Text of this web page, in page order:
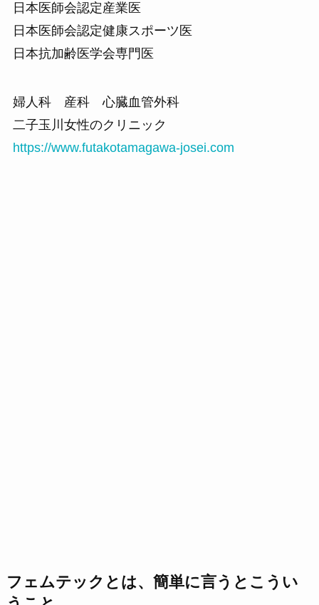
日本医師会認定産業医
日本医師会認定健康スポーツ医
日本抗加齢医学会専門医
婦人科 産科 心臓血管外科
二子玉川女性のクリニック
https://www.futakotamagawa-josei.com
フェムテックとは、簡単に言うとこうい